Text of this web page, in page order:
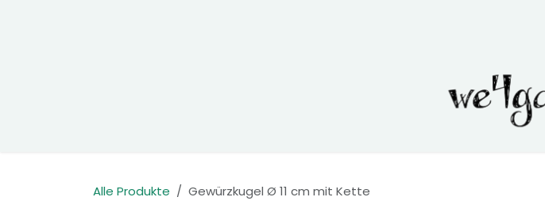
Alle Produkte Gewürzkugel Ø 11 cm mit Kette